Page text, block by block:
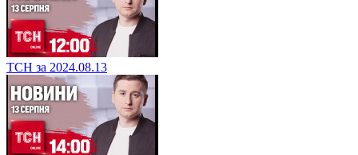
ТСН за 2024.08.13